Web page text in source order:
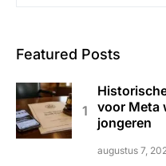
Featured Posts
voor Meta
jongeren
augustus 7,